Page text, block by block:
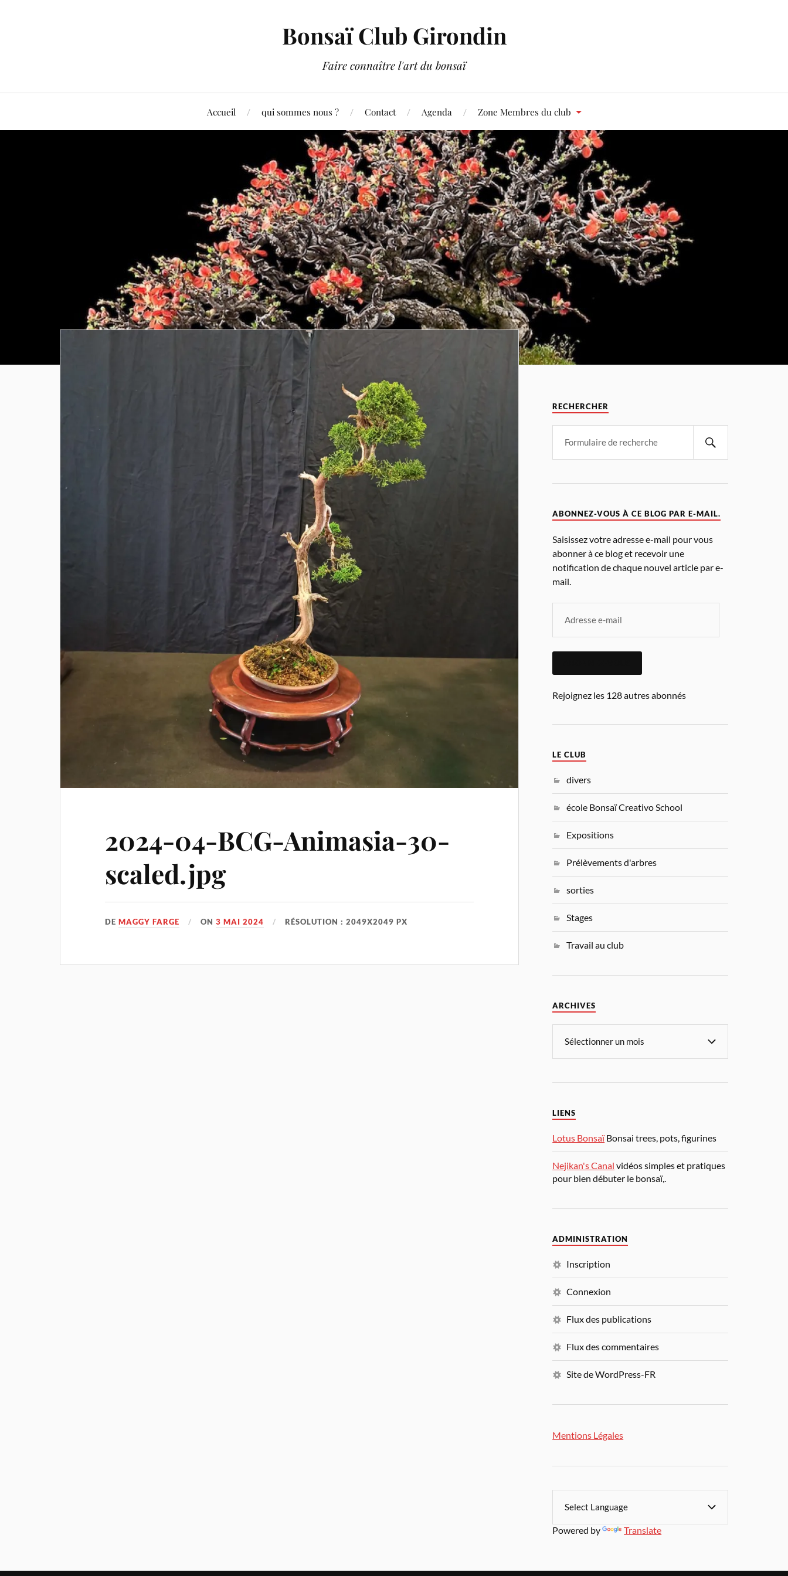
Bonsaï Club Girondin
Faire connaître l'art du bonsaï
Accueil qui sommes nous ? Contact Agenda Zone Membres du club
2024-04-BCG-Animasia-30-
scaled.jpg
DEMAGGY FARGE ON3 MAI 2024 RÉSOLUTION : 2049X2049 PX
RECHERCHER
ABONNEZ-VOUS À CE BLOG PAR E-MAIL.
Saisissez votre adresse e-mail pour vous
abonner à ce blog et recevoir une
notification de chaque nouvel article par e-
mail.
Rejoignez les 128 autres abonnés
LE CLUB
divers
école Bonsaï Creativo School
Expositions
Prélèvements d'arbres
sorties
Stages
Travail au club
ARCHIVES
LIENS
Lotus BonsaïBonsai trees, pots, figurines
Nejikan's Canal vidéos simples et pratiques
pour bien débuter le bonsaï,.
ADMINISTRATION
Inscription
Connexion
Flux des publications
Flux des commentaires
Site de WordPress-FR
Mentions Légales
Powered by Translate